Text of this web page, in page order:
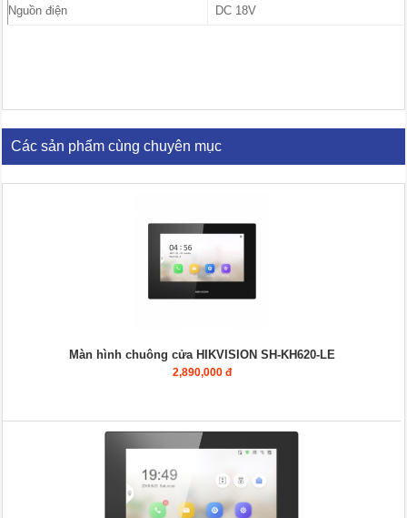
Nguồn điện DC 18V
Các sản phẩm cùng chuyên mục
Màn hình chuông cửa HIKVISION SH-KH620-LE
2,890,000 đ